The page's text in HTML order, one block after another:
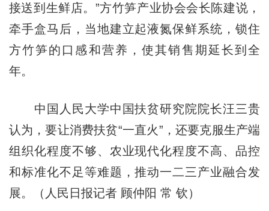
接送到生鲜店。”方竹笋产业协会会长陈建说，
牵手盒马后，当地建立起液氮保鲜系统，锁住
方竹笋的口感和营养，使其销售期延长到全
年。
中国人民大学中国扶贫研究院院长汪三贵
认为，要让消费扶贫“一直火”，还要克服生产端
组织化程度不够、农业现代化程度不高、品控
和标准化不足等难题，推动一二三产业融合发
展。（人民日报记者 顾仲阳 常 钦）